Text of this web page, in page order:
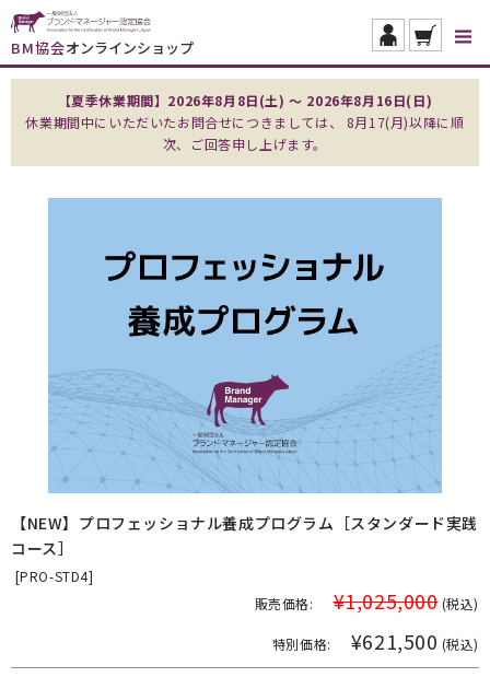
BM協会オンラインショップ
【夏季休業期間】2026年8月8日(土) ～ 2026年8月16日(日)
休業期間中にいただいたお問合せにつきましては、 8月17(月)以降に順
次、ご回答申し上げます。
【NEW】プロフェッショナル養成プログラム［スタンダード実践
コース］
[PRO-STD4]
販売価格:
¥1,025,000 (税込)
特別価格: ¥621,500 (税込)